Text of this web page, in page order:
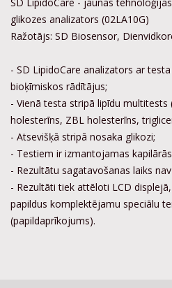
glikozes analizators (02LA10G)
Ražotājs: SD Biosensor,
- SD LipidoCare analizators ar
bioķīmiskos rādītājus;
- Vienā testa stripā lipīdu multitests
holesterīns, ZBL holesterīns,
- Atsevišķā stripā nosaka glikozi;
- Testiem ir izmantojamas
- Rezultātu sagatavošanas laiks
- Rezultāti tiek attēloti LCD
papildus komplektējamu speciālu
(papildaprīkojums).